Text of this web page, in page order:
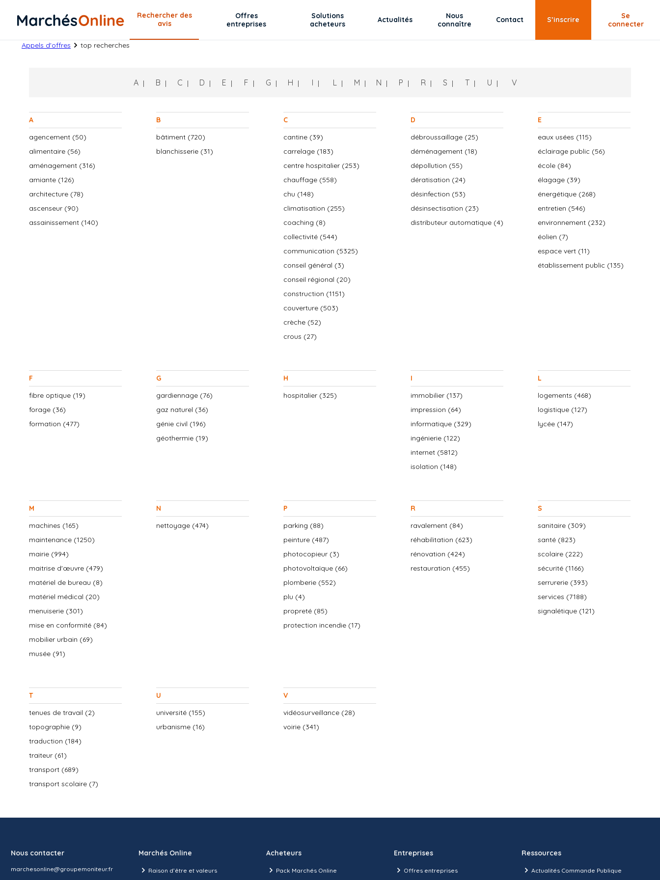
Rechercher des
avis
Offres
entreprises
Solutions
acheteurs
Actualités
Nous
connaître
Contact S’inscrire
Se
connecter
Appels d'offres top recherches
A B C D E F G H I L M N P R S T U V
A
agencement (50)
alimentaire (56)
aménagement (316)
amiante (126)
architecture (78)
ascenseur (90)
assainissement (140)
B
bâtiment (720)
blanchisserie (31)
C
cantine (39)
carrelage (183)
centre hospitalier (253)
chauffage (558)
chu (148)
climatisation (255)
coaching (8)
collectivité (544)
communication (5325)
conseil général (3)
conseil régional (20)
construction (1151)
couverture (503)
crèche (52)
crous (27)
D
débroussaillage (25)
déménagement (18)
dépollution (55)
dératisation (24)
désinfection (53)
désinsectisation (23)
distributeur automatique (4)
E
eaux usées (115)
éclairage public (56)
école (84)
élagage (39)
énergétique (268)
entretien (546)
environnement (232)
éolien (7)
espace vert (11)
établissement public (135)
F
fibre optique (19)
forage (36)
formation (477)
G
gardiennage (76)
gaz naturel (36)
génie civil (196)
géothermie (19)
H
hospitalier (325)
I
immobilier (137)
impression (64)
informatique (329)
ingénierie (122)
internet (5812)
isolation (148)
L
logements (468)
logistique (127)
lycée (147)
M
machines (165)
maintenance (1250)
mairie (994)
maitrise d'œuvre (479)
matériel de bureau (8)
matériel médical (20)
menuiserie (301)
mise en conformité (84)
mobilier urbain (69)
musée (91)
N
nettoyage (474)
P
parking (88)
peinture (487)
photocopieur (3)
photovoltaïque (66)
plomberie (552)
plu (4)
propreté (85)
protection incendie (17)
R
ravalement (84)
réhabilitation (623)
rénovation (424)
restauration (455)
S
sanitaire (309)
santé (823)
scolaire (222)
sécurité (1166)
serrurerie (393)
services (7188)
signalétique (121)
T
tenues de travail (2)
topographie (9)
traduction (184)
traiteur (61)
transport (689)
transport scolaire (7)
U
université (155)
urbanisme (16)
V
vidéosurveillance (28)
voirie (341)
Nous contacter
marchesonline@groupemoniteur.fr
Marchés Online
Raison d’être et valeurs
Acheteurs
Pack Marchés Online
Entreprises
Offres entreprises
Ressources
Actualités Commande Publique